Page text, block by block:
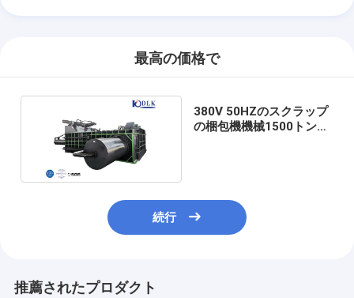
最高の価格で
380V 50HZのスクラップ
の梱包機機械1500トンの
続行
推薦されたプロダクト